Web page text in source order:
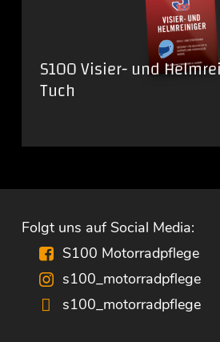
S100 Visier- und
Tuch
Folgt uns auf Social Media:
S100 Motorradpflege
s100_motorradpflege
s100_motorradpflege